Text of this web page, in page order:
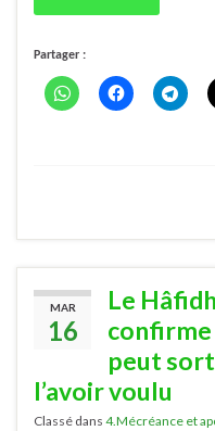
Partager :
MAR
16
Le
confirme
peut
l’avoir voulu
Classé dans 4.Mécréance et